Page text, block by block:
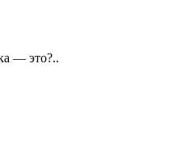
— это?..